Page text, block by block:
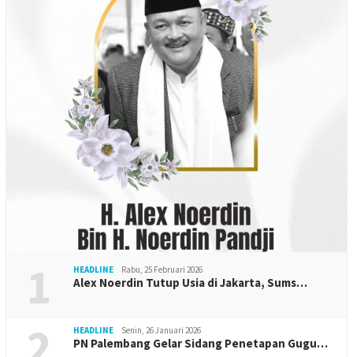
1 HEADLINE Rabu, 25 Februari 2026
Alex Noerdin Tutup Usia di Jakarta, Sums…
HEADLINE Senin, 26 Januari 2026
PN Palembang Gelar Sidang Penetapan Gugu…